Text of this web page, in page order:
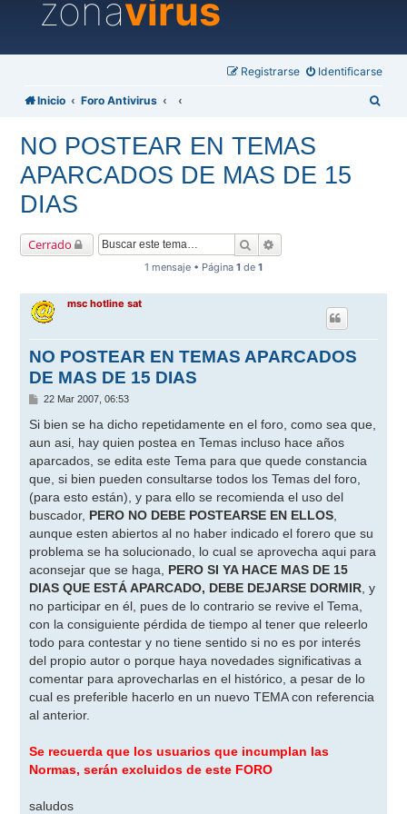
zonavirus
Identificarse
Registrarse
Inicio Foro Antivirus
NO POSTEAR EN TEMAS
APARCADOS DE MAS DE 15
DIAS
Cerrado Buscar
1 mensaje • Página 1 de 1
msc hotline sat
NO POSTEAR EN TEMAS APARCADOS
DE MAS DE 15 DIAS
M
n
a
j
e
22 Mar 2007, 06:53
Si bien se ha dicho repetidamente en el foro, como sea que,
aun asi, hay quien postea en Temas incluso hace años
aparcados, se edita este Tema para que quede constancia
que, si bien pueden consultarse todos los Temas del foro,
(para esto están), y para ello se recomienda el uso del
buscador, PERO NO DEBE POSTEARSE EN ELLOS,
aunque esten abiertos al no haber indicado el forero que su
problema se ha solucionado, lo cual se aprovecha aqui para
aconsejar que se haga, PERO SI YA HACE MAS DE 15
DIAS QUE ESTÁ APARCADO, DEBE DEJARSE DORMIR, y
no participar en él, pues de lo contrario se revive el Tema,
con la consiguiente pérdida de tiempo al tener que releerlo
todo para contestar y no tiene sentido si no es por interés
del propio autor o porque haya novedades significativas a
comentar para aprovecharlas en el histórico, a pesar de lo
cual es preferible hacerlo en un nuevo TEMA con referencia
al anterior.
Se recuerda que los usuarios que incumplan las
Normas, serán excluidos de este FORO
saludos